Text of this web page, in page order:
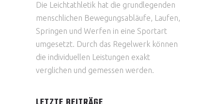
Die Leichtathletik hat die grundlegenden
menschlichen Bewegungsabläufe, Laufen,
Springen und Werfen in eine Sportart
umgesetzt. Durch das Regelwerk können
die individuellen Leistungen exakt
verglichen und gemessen werden.